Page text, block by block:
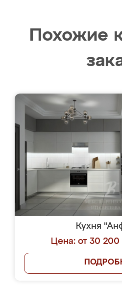
Похожие
Кухня
Цена: от 30 200